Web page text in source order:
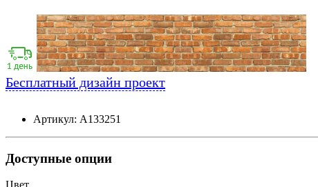
Бесплатный дизайн проект
Артикул: А133251
Доступные опции